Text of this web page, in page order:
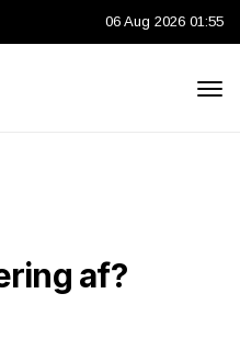
06 Aug 2026 01:55
af?